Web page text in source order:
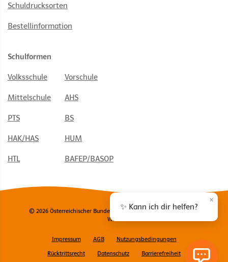
Schuldrucksorten
Bestellinformation
Schulformen
Volksschule Vorschule
Mittelschule AHS
PTS BS
HAK/HAS HUM
HTL BAFEP/BASOP
© 2026 Österreichischer Bundesverlag Schulbuch GmbH & Co. KG,
Wien
Impressum AGB
Nutzungsbedingungen
Rücktrittsrecht
Datenschutz Barrierefreiheit
✨ Kann ich dir helfen?
×